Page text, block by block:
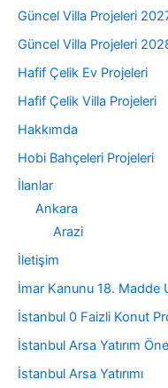
Güncel Villa Projeleri
Güncel Villa Projeleri
Hafif Çelik Ev Projeleri
Hafif Çelik Villa Projeleri
Hakkımda
Hobi Bahçeleri Projeleri
İlanlar
Ankara
Arazi
İletişim
İmar Kanunu 18. Madde
İstanbul 0 Faizli Konut
İstanbul Arsa Yatırım
İstanbul Arsa Yatırımı